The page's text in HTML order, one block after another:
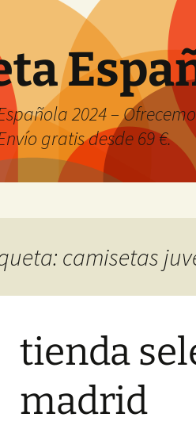
2024 –
gratis desde 69 €.
camisetas
tienda
madrid